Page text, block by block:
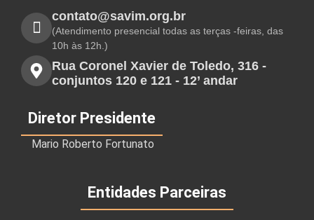
contato@savim.org.br
(Atendimento presencial todas as terças -feiras, das
10h às 12h.)
Rua Coronel Xavier de Toledo, 316 -
conjuntos 120 e 121 - 12’ andar
Diretor Presidente
Mario Roberto Fortunato
Entidades Parceiras